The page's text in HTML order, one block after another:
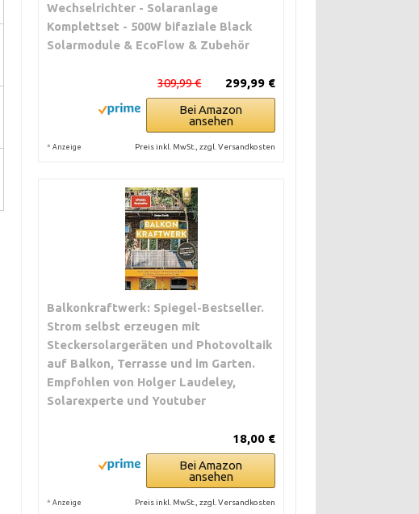
Wechselrichter - Solaranlage
Komplettset - 500W bifaziale Black
Solarmodule & EcoFlow & Zubehör
299,99 €
309,99 €
Bei Amazon
ansehen
* Anzeige Preis inkl. MwSt., zzgl. Versandkosten
Balkonkraftwerk: Spiegel-Bestseller.
Strom selbst erzeugen mit
Steckersolargeräten und Photovoltaik
auf Balkon, Terrasse und im Garten.
Empfohlen von Holger Laudeley,
Solarexperte und Youtuber
18,00 €
Bei Amazon
ansehen
* Anzeige Preis inkl. MwSt., zzgl. Versandkosten